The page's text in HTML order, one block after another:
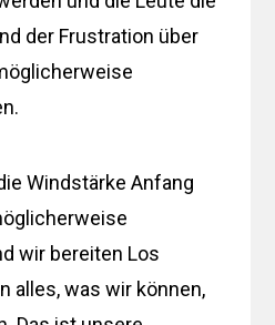
der Frustration über
Windstärke Anfang
wir bereiten Los
alles, was wir können,